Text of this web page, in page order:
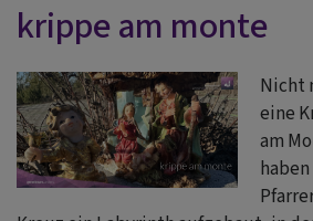
krippe am monte
Nicht
eine
am